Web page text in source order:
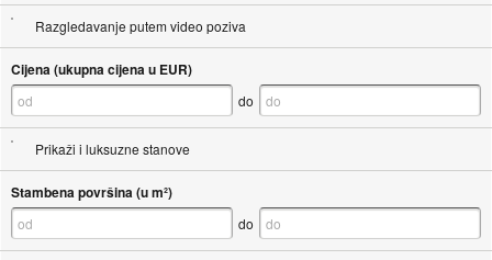
Razgledavanje putem video poziva
Cijena (ukupna cijena u EUR)
do
Prikaži i luksuzne stanove
Stambena površina (u m²)
do